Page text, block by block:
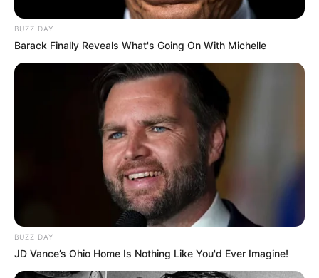
BUZZ DAY
Barack Finally Reveals What's Going On With Michelle
BUZZ DAY
JD Vance’s Ohio Home Is Nothing Like You'd Ever Imagine!